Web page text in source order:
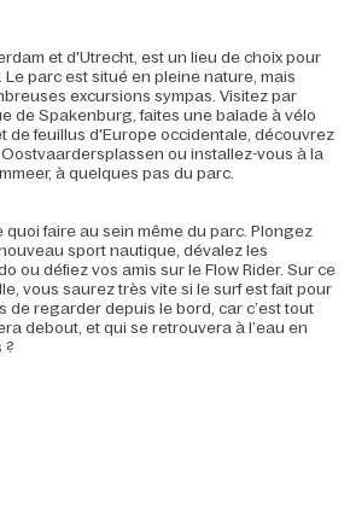
et d'Utrecht, est un lieu de choix pour
parc est situé en pleine nature, mais
excursions sympas. Visitez par
de Spakenburg, faites une balade à vélo
de feuillus d'Europe occidentale, découvrez
ou installez-vous à la
à quelques pas du parc.
quoi faire au sein même du parc. Plongez
sport nautique, dévalez les
ou défiez vos amis sur le Flow Rider. Sur ce
vous saurez très vite si le surf est fait pour
de regarder depuis le bord, car c’est tout
debout, et qui se retrouvera à l’eau en
?